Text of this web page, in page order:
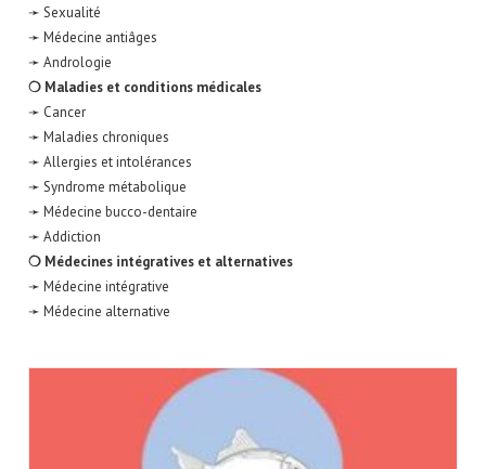
➛ Sexualité
➛ Médecine antiâges
➛ Andrologie
❍ Maladies et conditions médicales
➛ Cancer
➛ Maladies chroniques
➛ Allergies et intolérances
➛ Syndrome métabolique
➛ Médecine bucco-dentaire
➛ Addiction
❍ Médecines intégratives et alternatives
➛ Médecine intégrative
➛ Médecine alternative